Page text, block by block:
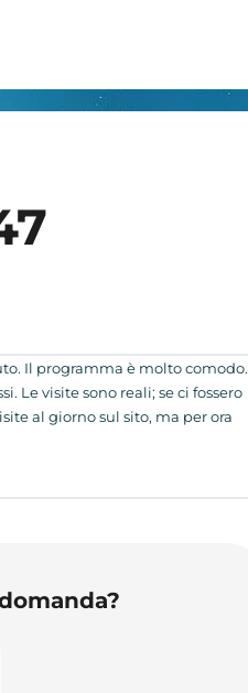
Il programma è molto comodo.
Le visite sono reali; se ci fossero
al giorno sul sito, ma per ora